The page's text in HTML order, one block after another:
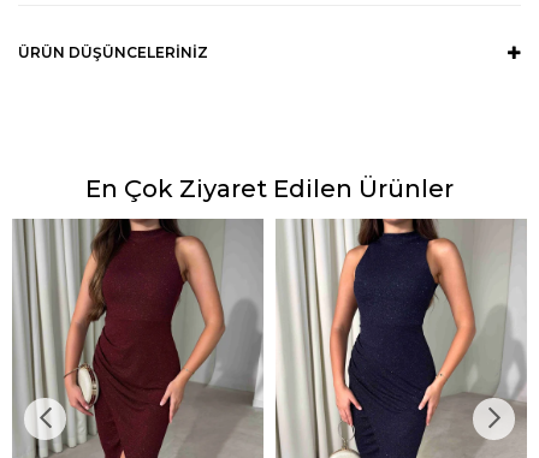
ÜRÜN DÜŞÜNCELERINIZ
En Çok Ziyaret Edilen Ürünler